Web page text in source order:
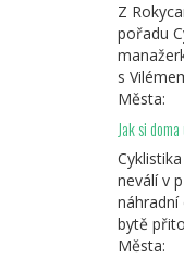
Z
pořadu
s
Města:
Jak si
neválí v
náhradní
bytě
Města: